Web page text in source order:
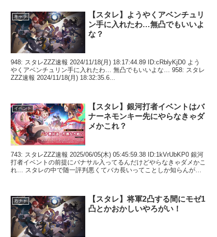
キャラ
【スタレ】ようやくアベンチュリ
ン手に入れたわ…無凸でもいいよ
な？
948: スタレZZZ速報 2024/11/18(月) 18:17:44.89 ID:cRblyKjD0 よう
やくアベンチュリン手に入れたわ… 無凸でもいいよな… 958: スタレ
ZZZ速報 2024/11/18(月) 18:32:35.6...
イベント
【スタレ】銀河打者イベントはバ
ナーネモンキー先にやらなきゃダ
メかこれ？
743: スタレZZZ速報 2025/06/05(木) 05:45:59.38 ID:1kVrUbKP0 銀河
打者イベントの前提にバナサル入ってるんだけどやらなきゃダメかこ
れ… スタレの中で随一評判悪くてバカ長いってことしか知らんが…
ガチャ
【スタレ】将軍2凸する間にモゼ1
凸とかおかしいやろがい！